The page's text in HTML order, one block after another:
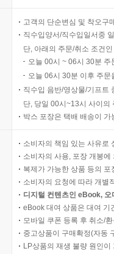
고객의 단순변심 및 착오구
직수입양서/직수입일서중
단, 아래의 주문/취소 조건
오늘 00시 ~ 06시 30분
오늘 06시 30분 이후 주
직수입 음반/영상물/기프트
단, 당일 00시~13시 사이의
박스 포장은 택배 배송이
소비자의 책임 있는 사유로
소비자의 사용, 포장 개봉
복제가 가능한 상품 등의
소비자의 요청에 따라 개별
디지털 컨텐츠인 eBook,
eBook 대여 상품은 대여 기
모바일 쿠폰 등록 후 취소/
중고상품이 구매확정(자동
LP상품의 재생 불량 원인